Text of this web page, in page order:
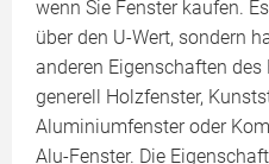
wenn Sie Fenster kaufen.
über den U-Wert, sondern
anderen Eigenschaften
generell Holzfenster,
Aluminiumfenster oder
Alu-Fenster. Die